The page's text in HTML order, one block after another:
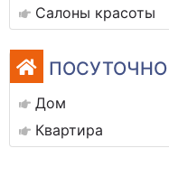
Салоны красоты
ПОСУТОЧНО
Дом
Квартира